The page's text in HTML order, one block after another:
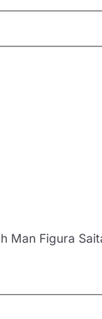
Man Figura